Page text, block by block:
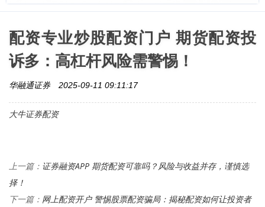
配资专业炒股配资门户 期货配资投
诉多：高杠杆风险需警惕！
华融通证券 2025-09-11 09:11:17
大牛证券配资
上一篇： 证券融资APP 期货配资可靠吗？风险与收益并存，谨慎选
择！
下一篇： 网上配资开户 警惕股票配资骗局：揭秘配资如何让投资者